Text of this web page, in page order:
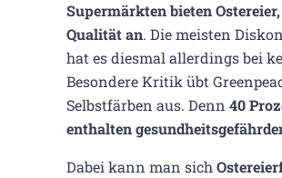
Supermärkten bieten
Qualität an. Die meisten
hat es diesmal allerdings bei
Besondere Kritik übt
Selbstfärben aus. Denn 40
enthalten
Dabei kann man sich